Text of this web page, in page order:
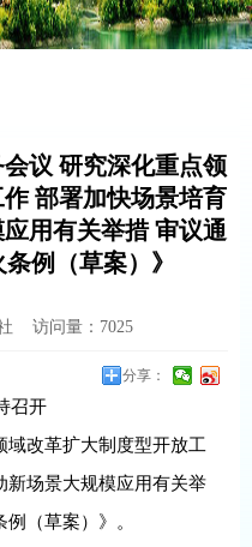
议 研究深化重点领
部署加快场景培育
用有关举措 审议通
例（草案）》
访问量： 7025
分享：
召开
域改革扩大制度型开放工
新场景大规模应用有关举
（草案）》。